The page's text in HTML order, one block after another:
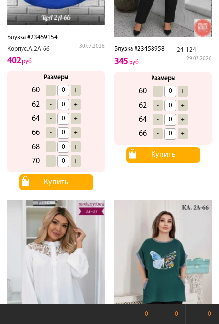
Блузка #23459154
Корпус.А.2А-66
30.07.2026
402руб
Размеры
60 - +
62 - +
64 - +
66 - +
68 - +
70 - +
Купить
Блузка #23458958 24-124
29.07.2026
345 руб
Размеры
60 - +
62 - +
64 - +
66 - +
Купить
0 0 0